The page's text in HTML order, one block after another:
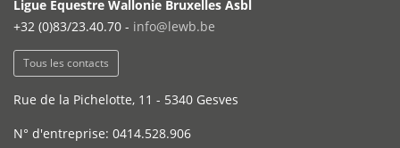
Ligue Equestre Wallonie Bruxelles Asbl
+32 (0)83/23.40.70 - info@lewb.be
Tous les contacts
Rue de la Pichelotte, 11 - 5340 Gesves
N° d'entreprise: 0414.528.906